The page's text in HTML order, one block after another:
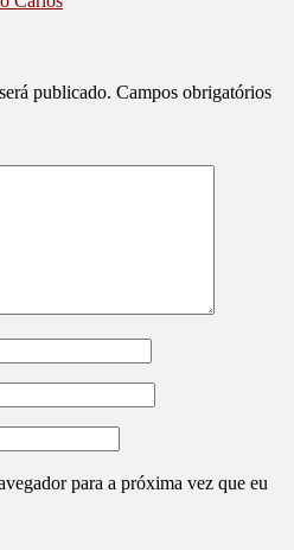
publicado. Campos obrigatórios
para a próxima vez que eu